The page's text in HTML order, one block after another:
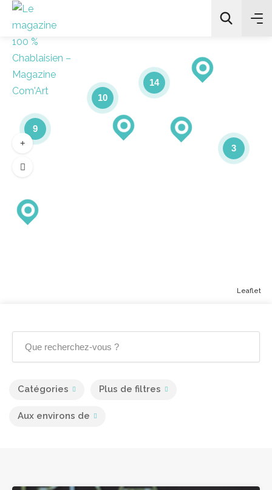
Catégories Plus de filtres
Aux environs de
3
9
10
14
Leaflet